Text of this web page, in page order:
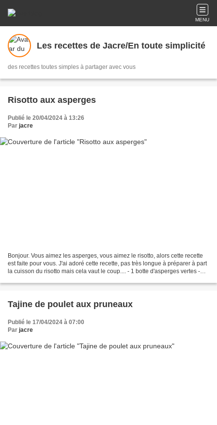
MENU
Les recettes de Jacre/En toute simplicité
des recettes toutes simples à partager avec vous
Risotto aux asperges
Publié le 20/04/2024 à 13:26
Par jacre
Bonjour. Vous aimez les asperges, vous aimez le risotto, alors cette recette
est faite pour vous. J'ai adoré cette recette, pas très longue à préparer à part
la cuisson du risotto mais cela vaut le coup.... - 1 botte d'asperges vertes -
Tajine de poulet aux pruneaux
Publié le 17/04/2024 à 07:00
Par jacre